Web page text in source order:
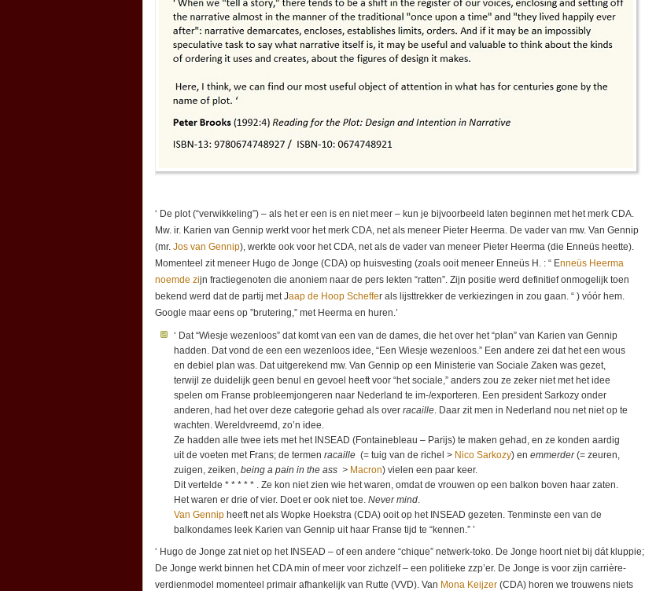
‘ De plot (“verwikkeling”) – als het er een is en niet meer – kun je bijvoorbeeld laten beginnen met het merk CDA.
Mw. ir. Karien van Gennip werkt voor het merk CDA, net als meneer Pieter Heerma. De vader van mw. Van Gennip
(mr. Jos van Gennip), werkte ook voor het CDA, net als de vader van meneer Pieter Heerma (die Enneüs heette).
Momenteel zit meneer Hugo de Jonge (CDA) op huisvesting (zoals ooit meneer Enneüs H. : “ Enneüs Heerma
noemde zijn fractiegenoten die anoniem naar de pers lekten “ratten”. Zijn positie werd definitief onmogelijk toen
bekend werd dat de partij met Jaap de Hoop Scheffer als lijsttrekker de verkiezingen in zou gaan. “ ) vóór hem.
Google maar eens op ”brutering,” met Heerma en huren.’
‘ Dat “Wiesje wezenloos” dat komt van een van de dames, die het over het “plan” van Karien van Gennip
hadden. Dat vond de een een wezenloos idee, “Een Wiesje wezenloos.” Een andere zei dat het een wous
en debiel plan was. Dat uitgerekend mw. Van Gennip op een Ministerie van Sociale Zaken was gezet,
terwijl ze duidelijk geen benul en gevoel heeft voor “het sociale,” anders zou ze zeker niet met het idee
spelen om Franse probleemjongeren naar Nederland te im-/exporteren. Een president Sarkozy onder
anderen, had het over deze categorie gehad als over racaille . Daar zit men in Nederland nou net niet op te
wachten. Wereldvreemd, zo’n idee.
Ze hadden alle twee iets met het INSEAD (Fontainebleau – Parijs) te maken gehad, en ze konden aardig
uit de voeten met Frans; de termen racaille (= tuig van de richel > Nico Sarkozy) en emmerder(= zeuren,
zuigen, zeiken, being a pain in the ass > Macron) vielen een paar keer.
Dit vertelde * * * * * . Ze kon niet zien wie het waren, omdat de vrouwen op een balkon boven haar zaten.
Het waren er drie of vier. Doet er ook niet toe. Never mind
Van Gennip heeft net als Wopke Hoekstra (CDA) ooit op het INSEAD gezeten. Tenminste een van de
balkondames leek Karien van Gennip uit haar Franse tijd te “kennen.” ’
‘ Hugo de Jonge zat niet op het INSEAD – of een andere “chique” netwerk-toko. De Jonge hoort niet bij dát kluppie;
De Jonge werkt binnen het CDA min of meer voor zichzelf – een politieke zzp’er. De Jonge is voor zijn carrière-
verdienmodel momenteel primair afhankelijk van Rutte (VVD). Van Mona Keijzer (CDA) horen we trouwens niets